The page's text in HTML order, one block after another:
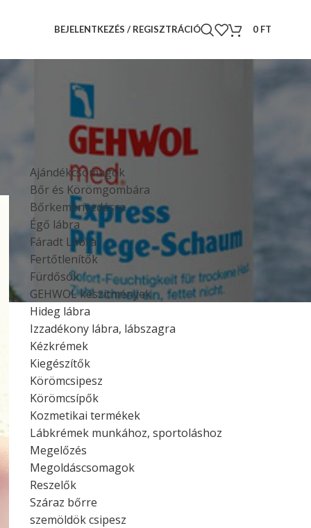
BEJELENTKEZÉS / REGISZTRÁCIÓ 0 FT
TERMÉKKATEGÓRIÁK
Ajándékcsomagok
Bőr és Körömgombára
Bőrkeményedésre
Égő lábra
Fáradt Lábra
Fertőtlenítők
Fürdősók
GEHWOL készítmények
Hideg lábra
Izzadékony lábra, lábszagra
Kézkrémek
Kiegészítők
Körömcsipesz
Körömcsípők
Kozmetikai termékek
Lábkrémek munkához, sportoláshoz
Megelőzés
Megoldáscsomagok
Reszelők
Száraz bőrre
szemöldök csipesz